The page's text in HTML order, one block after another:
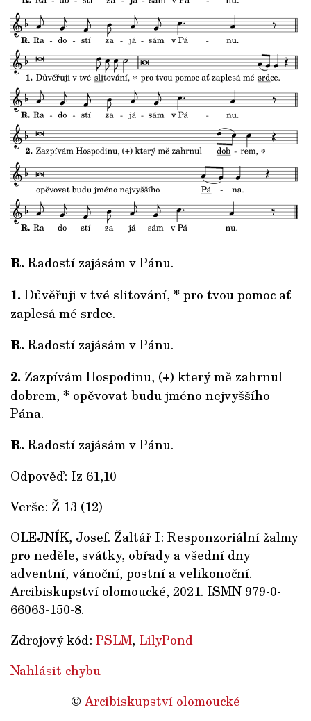
R. Radostí zajásám v Pánu.
1. Důvěřuji v tvé slitování, * pro tvou pomoc ať
zaplesá mé srdce.
R. Radostí zajásám v Pánu.
2. Zazpívám Hospodinu, (+) který mě zahrnul
dobrem, * opěvovat budu jméno nejvyššího
Pána.
R. Radostí zajásám v Pánu.
Odpověď: Iz 61,10
Verše: Ž 13 (12)
OLEJNÍK, Josef. Žaltář I: Responzoriální žalmy
pro neděle, svátky, obřady a všední dny
adventní, vánoční, postní a velikonoční.
Arcibiskupství olomoucké, 2021. ISMN 979-0-
66063-150-8.
Zdrojový kód: PSLM, LilyPond
Nahlásit chybu
© Arcibiskupství olomoucké